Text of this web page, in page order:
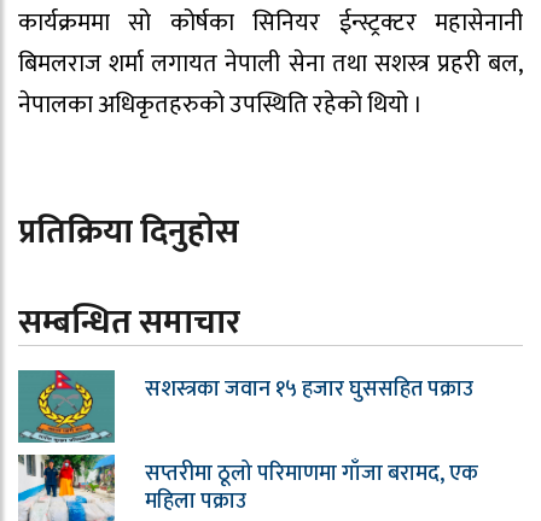
कार्यक्रममा सो कोर्षका सिनियर ईन्स्ट्रक्टर महासेनानी
बिमलराज शर्मा लगायत नेपाली सेना तथा सशस्त्र प्रहरी बल,
नेपालका अधिकृतहरुको उपस्थिति रहेको थियो ।
प्रतिक्रिया दिनुहोस
सम्बन्धित समाचार
सशस्त्रका जवान १५ हजार घुससहित पक्राउ
सप्तरीमा ठूलो परिमाणमा गाँजा बरामद, एक
महिला पक्राउ